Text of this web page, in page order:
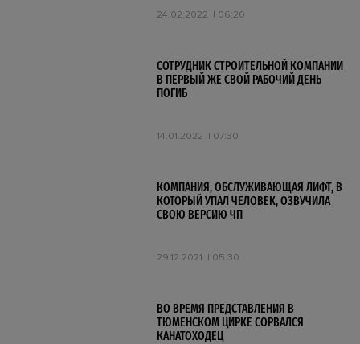
24.02.2022 06:20
СОТРУДНИК СТРОИТЕЛЬНОЙ КОМПАНИИ
В ПЕРВЫЙ ЖЕ СВОЙ РАБОЧИЙ ДЕНЬ
ПОГИБ
14.01.2022 07:30
КОМПАНИЯ, ОБСЛУЖИВАЮЩАЯ ЛИФТ, В
КОТОРЫЙ УПАЛ ЧЕЛОВЕК, ОЗВУЧИЛА
СВОЮ ВЕРСИЮ ЧП
29.12.2021 05:30
ВО ВРЕМЯ ПРЕДСТАВЛЕНИЯ В
ТЮМЕНСКОМ ЦИРКЕ СОРВАЛСЯ
КАНАТОХОДЕЦ